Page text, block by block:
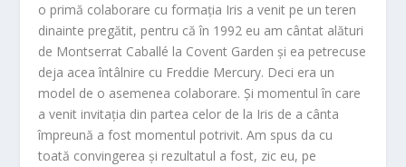
o primă colaborare cu formația Iris a venit pe un teren
dinainte pregătit, pentru că în 1992 eu am cântat alături
de Montserrat Caballé la Covent Garden și ea petrecuse
deja acea întâlnire cu Freddie Mercury. Deci era un
model de o asemenea colaborare. Și momentul în care
a venit invitația din partea celor de la Iris de a cânta
împreună a fost momentul potrivit. Am spus da cu
toată convingerea și rezultatul a fost, zic eu, pe